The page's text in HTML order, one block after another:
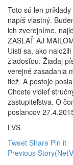
Toto sú len
napíš vlastný.
ich zverejníme,
ZASLAŤ AJ
Uisti sa, ako
žiadosťou. Žiadaj
verejné zasadania
tiež. A postoje
Chcete vidieť
zastupiteľstva. O
poslancov
LVS
Tweet Share Pin it
Previous Story